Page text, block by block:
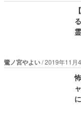
鷺ノ宮やよい 2019年11月